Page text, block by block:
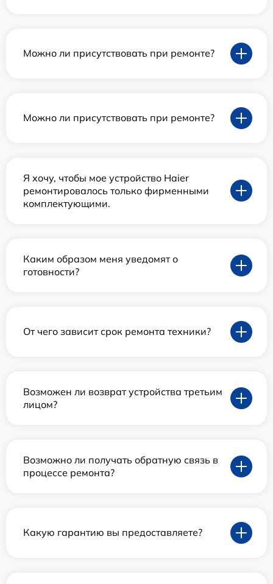
Можно ли присутствовать при ремонте?
Можно ли присутствовать при ремонте?
Я хочу, чтобы мое устройство Haier
ремонтировалось только фирменными
комплектующими.
Каким образом меня уведомят о
готовности?
От чего зависит срок ремонта техники?
Возможен ли возврат устройства третьим
лицом?
Возможно ли получать обратную связь в
процессе ремонта?
Какую гарантию вы предоставляете?